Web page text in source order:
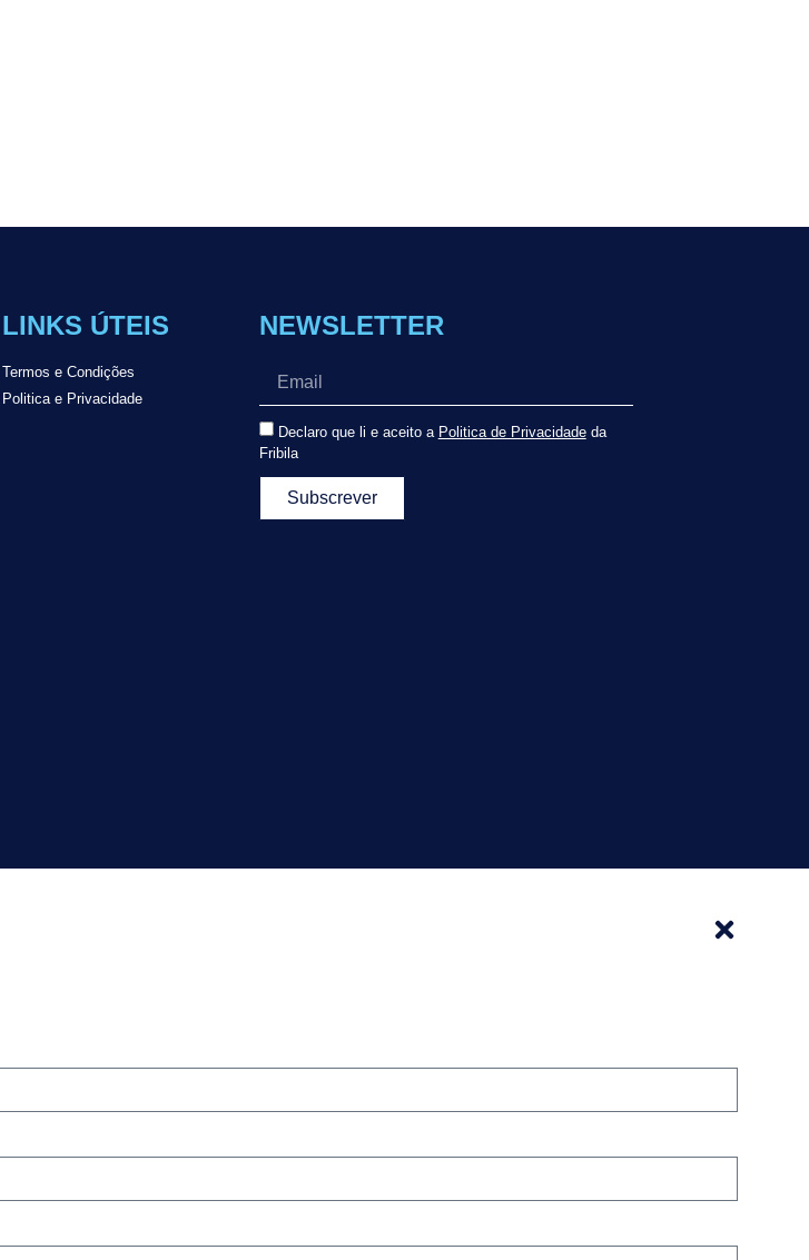
LINKS ÚTEIS
Termos e Condições
Politica e Privacidade
NEWSLETTER
Declaro que li e aceito a Politica de Privacidadeda
Fribila
Subscrever